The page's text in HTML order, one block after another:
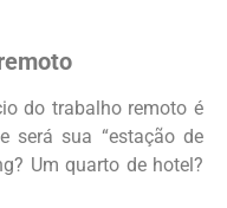
do trabalho remoto é
será sua “estação de
Um quarto de hotel?